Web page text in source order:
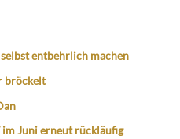
entbehrlich machen
bröckelt
Juni erneut rückläufig